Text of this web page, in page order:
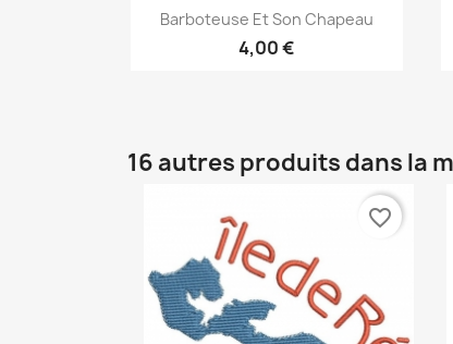
Aperçu rapide
Barboteuse Et Son Chapeau
4,00 €
16 autres produits dans la
favorite_border